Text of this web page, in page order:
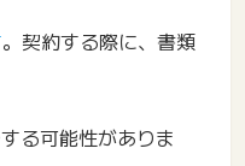
。契約する際に、書類
る可能性がありま